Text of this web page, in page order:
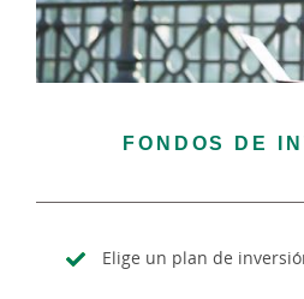
FONDOS DE
Elige un plan de